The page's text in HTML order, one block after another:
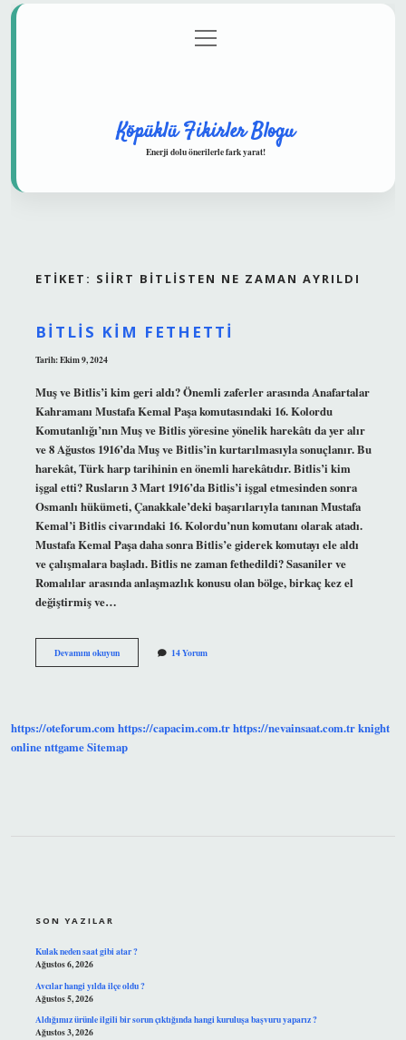
Gizlilik Politikası
menüyü
aç
Köpüklü Fikirler Blogu
Enerji dolu önerilerle fark yarat!
ETIKET: SIIRT BITLISTEN NE ZAMAN AYRILDI
BITLIS KIM FETHETTI
Tarih: Ekim 9, 2024
Muş ve Bitlis’i kim geri aldı? Önemli zaferler arasında Anafartalar
Kahramanı Mustafa Kemal Paşa komutasındaki 16. Kolordu
Komutanlığı’nın Muş ve Bitlis yöresine yönelik harekâtı da yer alır
ve 8 Ağustos 1916’da Muş ve Bitlis’in kurtarılmasıyla sonuçlanır. Bu
harekât, Türk harp tarihinin en önemli harekâtıdır. Bitlis’i kim
işgal etti? Rusların 3 Mart 1916’da Bitlis’i işgal etmesinden sonra
Osmanlı hükümeti, Çanakkale’deki başarılarıyla tanınan Mustafa
Kemal’i Bitlis civarındaki 16. Kolordu’nun komutanı olarak atadı.
Mustafa Kemal Paşa daha sonra Bitlis’e giderek komutayı ele aldı
ve çalışmalara başladı. Bitlis ne zaman fethedildi? Sasaniler ve
Romalılar arasında anlaşmazlık konusu olan bölge, birkaç kez el
değiştirmiş ve…
Devamını okuyunBitlis
Kim
14 Yorum
https://oteforum.comhttps://capacim.com.trhttps://nevainsaat.com.trknight
onlinenttgameSitemap
SON YAZILAR
Kulak neden saat gibi atar ?
Ağustos 6, 2026
Avcılar hangi yılda ilçe oldu ?
Ağustos 5, 2026
Aldığımız ürünle ilgili bir sorun çıktığında hangi kuruluşa başvuru yaparız ?
Ağustos 3, 2026